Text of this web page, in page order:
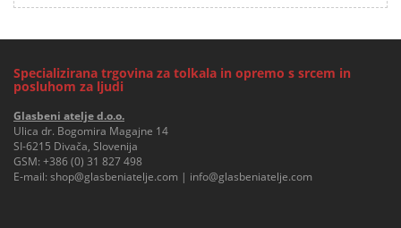
Specializirana trgovina za tolkala in opremo s srcem in
posluhom za ljudi
Glasbeni atelje d.o.o.
Ulica dr. Bogomira Magajne 14
SI-6215 Divača, Slovenija
GSM: +386 (0) 31 827 498
E-mail: shop@glasbeniatelje.com | info@glasbeniatelje.com